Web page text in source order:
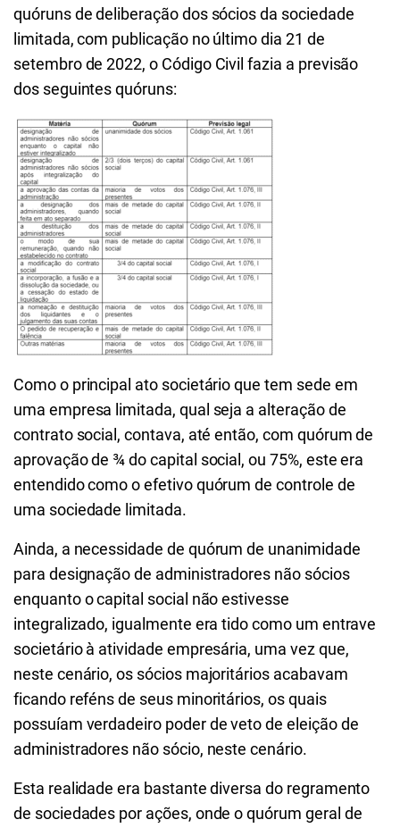
quóruns de deliberação dos sócios da sociedade
limitada, com publicação no último dia 21 de
setembro de 2022, o Código Civil fazia a previsão
dos seguintes quóruns:
Como o principal ato societário que tem sede em
uma empresa limitada, qual seja a alteração de
contrato social, contava, até então, com quórum de
aprovação de ¾ do capital social, ou 75%, este era
entendido como o efetivo quórum de controle de
uma sociedade limitada.
Ainda, a necessidade de quórum de unanimidade
para designação de administradores não sócios
enquanto o capital social não estivesse
integralizado, igualmente era tido como um entrave
societário à atividade empresária, uma vez que,
neste cenário, os sócios majoritários acabavam
ficando reféns de seus minoritários, os quais
possuíam verdadeiro poder de veto de eleição de
administradores não sócio, neste cenário.
Esta realidade era bastante diversa do regramento
de sociedades por ações, onde o quórum geral de